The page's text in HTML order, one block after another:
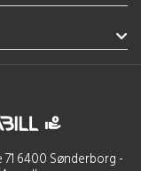
6400 Sønderborg -